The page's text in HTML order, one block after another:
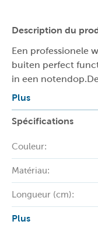
Description du
Een professionele
buiten perfect
in een
Plus
Spécifications
Couleur:
Matériau:
Longueur (cm):
Plus